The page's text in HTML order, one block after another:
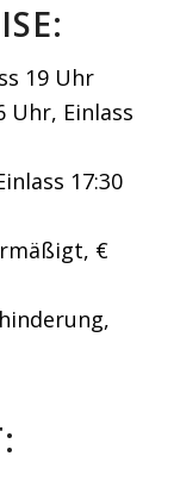
19 Uhr
Uhr, Einlass
17:30
€